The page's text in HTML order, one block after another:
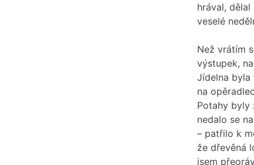
hrával,
veselé
Než vrátím
výstupek,
Jídelna byla
na
Potahy byly
nedalo se
– patřilo k
že dřevěná
jsem